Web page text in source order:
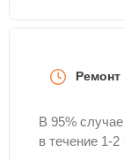
Ремонт
В 95%
в течение 1-2